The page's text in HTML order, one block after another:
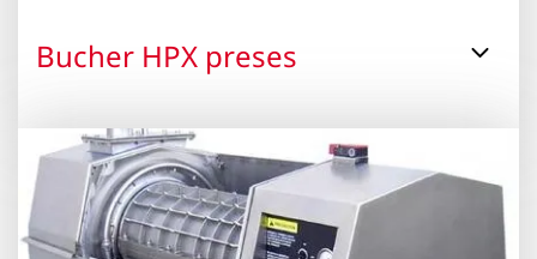
Bucher HPX preses